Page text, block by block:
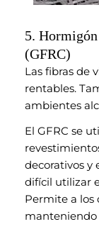
5.
(GFRC)
Las fibras de
rentables.
ambientes
El GFRC se
decorativos y
difícil utilizar
Permite a los
manteniendo